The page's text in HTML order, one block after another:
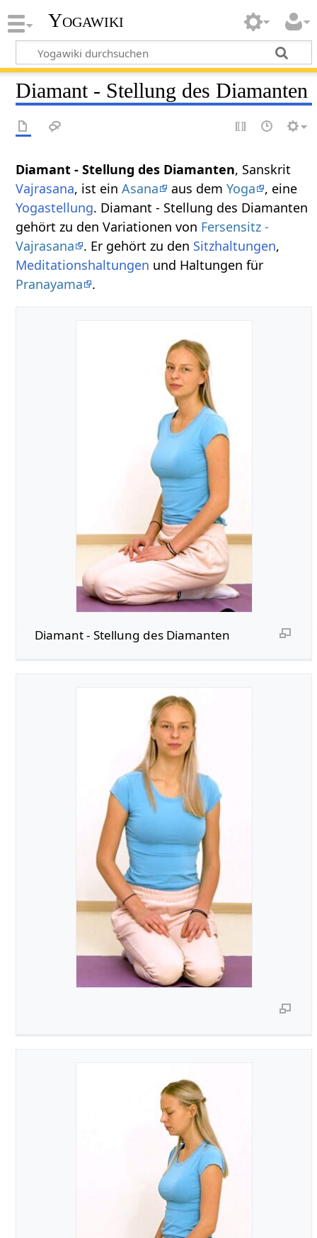
Yogawiki
Diamant - Stellung des Diamanten
Diamant - Stellung des Diamanten, Sanskrit
Vajrasana, ist einAsana aus demYoga
, eine
Yogastellung. Diamant - Stellung des Diamanten
gehört zu den Variationen von Fersensitz -
Vajrasana
. Er gehört zu den Sitzhaltungen,
Meditationshaltungen und Haltungen für
Pranayama
.
Diamant - Stellung des Diamanten